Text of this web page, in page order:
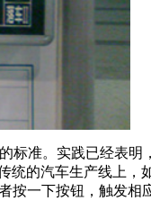
准。实践已经表明
统的汽车生产线上，
按一下按钮，触发相